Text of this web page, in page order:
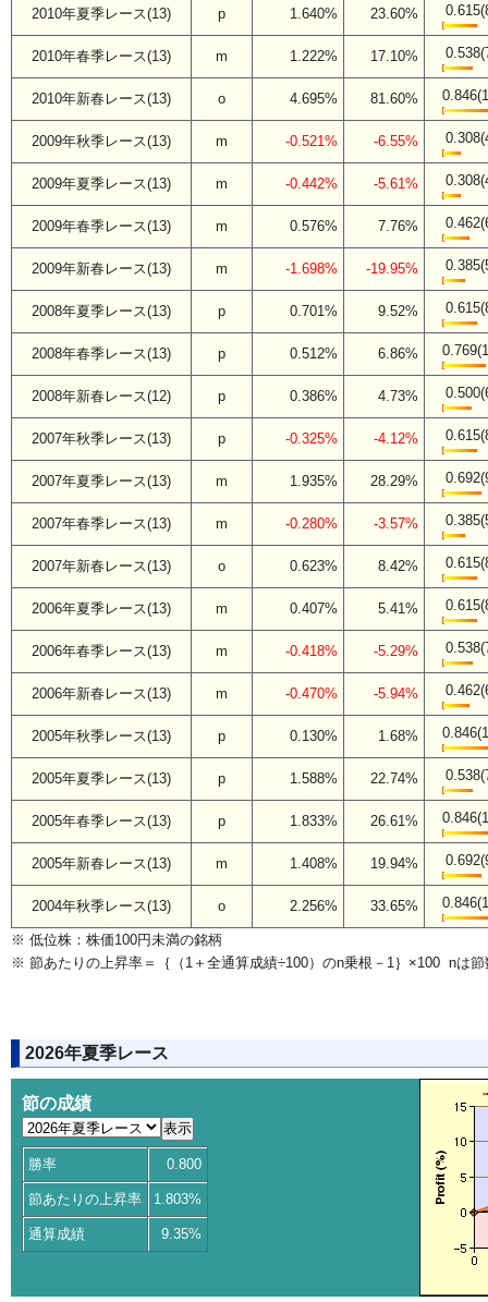
2010年夏季レース(13) p 1.640% 23.60%
2010年春季レース(13) m 1.222% 17.10%
2010年新春レース(13) o 4.695% 81.60%
2009年秋季レース(13) m -0.521% -6.55%
2009年夏季レース(13) m -0.442% -5.61%
2009年春季レース(13) m 0.576% 7.76%
2009年新春レース(13) m -1.698% -19.95%
2008年夏季レース(13) p 0.701% 9.52%
2008年春季レース(13) p 0.512% 6.86%
2008年新春レース(12) p 0.386% 4.73%
2007年秋季レース(13) p -0.325% -4.12%
2007年夏季レース(13) m 1.935% 28.29%
2007年春季レース(13) m -0.280% -3.57%
2007年新春レース(13) o 0.623% 8.42%
2006年夏季レース(13) m 0.407% 5.41%
2006年春季レース(13) m -0.418% -5.29%
2006年新春レース(13) m -0.470% -5.94%
2005年秋季レース(13) p 0.130% 1.68%
2005年夏季レース(13) p 1.588% 22.74%
2005年春季レース(13) p 1.833% 26.61%
2005年新春レース(13) m 1.408% 19.94%
2004年秋季レース(13) o 2.256% 33.65%
※ 低位株：株価100円未満の銘柄
※ 節あたりの上昇率＝｛（1＋全通算成績÷100）のn乗根－1｝×100 nは節
2026年夏季レース
節の成績
勝率 0.800
節あたりの上昇率 1.803%
通算成績 9.35%